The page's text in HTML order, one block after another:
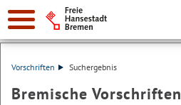
Vorschriften Suchergebnis
Bremische Vorschriften